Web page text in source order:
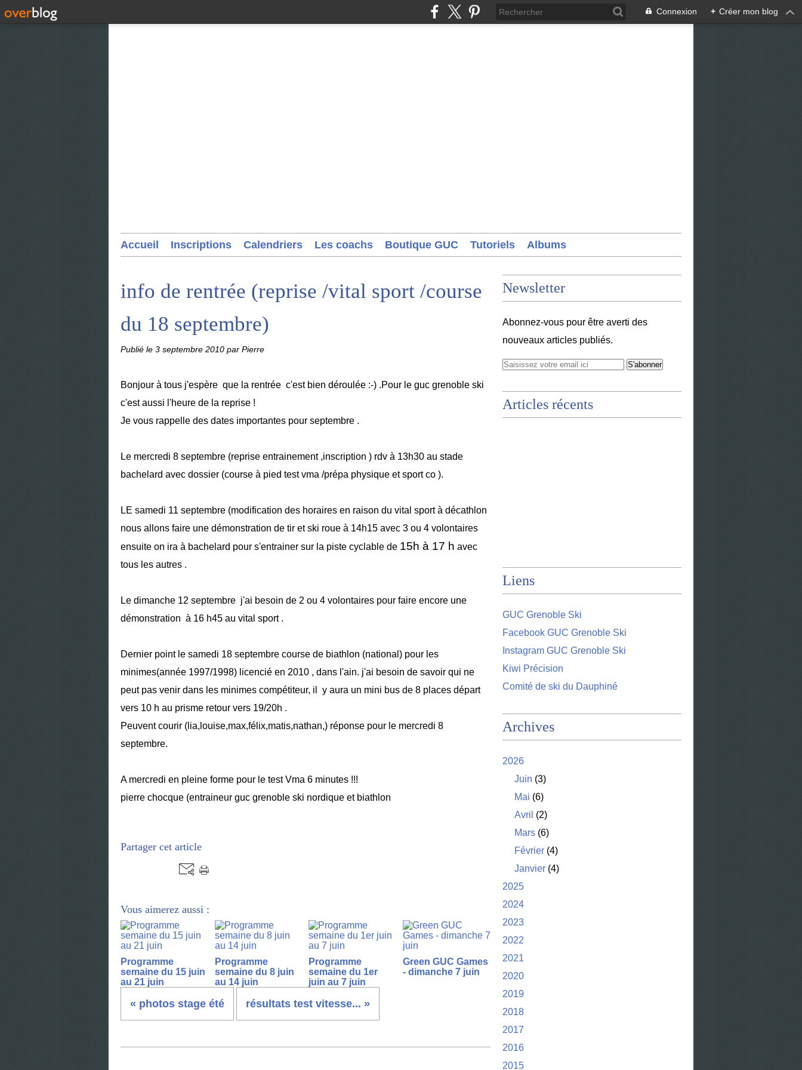
Connexion + Créer mon blog
Accueil Inscriptions Calendriers Les coachs Boutique GUC Tutoriels Albums
info de rentrée (reprise /vital sport /course
du 18 septembre)
Publié le 3 septembre 2010 par Pierre
Bonjour à tous j'espère que la rentrée c'est bien déroulée :-) .Pour le guc grenoble ski
c'est aussi l'heure de la reprise !
Je vous rappelle des dates importantes pour septembre .
Le mercredi 8 septembre (reprise entrainement ,inscription ) rdv à 13h30 au stade
bachelard avec dossier (course à pied test vma /prépa physique et sport co ).
LE samedi 11 septembre (modification des horaires en raison du vital sport à décathlon
nous allons faire une démonstration de tir et ski roue à 14h15 avec 3 ou 4 volontaires
ensuite on ira à bachelard pour s'entrainer sur la piste cyclable de 15h à 17 h avec
tous les autres .
Le dimanche 12 septembre j'ai besoin de 2 ou 4 volontaires pour faire encore une
démonstration à 16 h45 au vital sport .
Dernier point le samedi 18 septembre course de biathlon (national) pour les
minimes(année 1997/1998) licencié en 2010 , dans l'ain. j'ai besoin de savoir qui ne
peut pas venir dans les minimes compétiteur, il y aura un mini bus de 8 places départ
vers 10 h au prisme retour vers 19/20h .
Peuvent courir (lia,louise,max,félix,matis,nathan,) réponse pour le mercredi 8
septembre.
A mercredi en pleine forme pour le test Vma 6 minutes !!!
pierre chocque (entraineur guc grenoble ski nordique et biathlon
Partager cet article
Vous aimerez aussi :
Programme
semaine du 15 juin
au 21 juin
Programme
semaine du 8 juin
au 14 juin
Programme
semaine du 1er
juin au 7 juin
Green GUC Games
- dimanche 7 juin
« photos stage été résultats test vitesse... »
Newsletter
Abonnez-vous pour être averti des
nouveaux articles publiés.
Articles récents
Liens
GUC Grenoble Ski
Facebook GUC Grenoble Ski
Instagram GUC Grenoble Ski
Kiwi Précision
Comité de ski du Dauphiné
Archives
2026
Juin (3)
Mai (6)
Avril (2)
Mars (6)
Février (4)
Janvier (4)
2025
2024
2023
2022
2021
2020
2019
2018
2017
2016
2015